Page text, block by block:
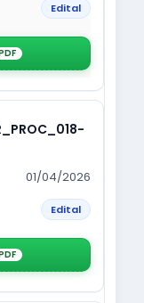
Edital
01/04/2026
Edital